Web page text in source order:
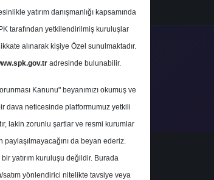
Rapor Detay
yatırım danışmanlığı kapsamında
tarafından yetkilendirilmiş kuruluşlar
alınarak kişiye Özel sunulmaktadır.
adresinde bulunabilir.
Kanunu" beyanımızı okumuş ve
dava neticesinde platformumuz yetkili
lakin zorunlu şartlar ve resmi kurumlar
da beyan ederiz.
yatırım kuruluşu değildir. Burada
yönlendirici nitelikte tavsiye veya